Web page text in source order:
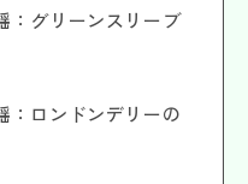
：グリーンスリーブ
：ロンドンデリーの